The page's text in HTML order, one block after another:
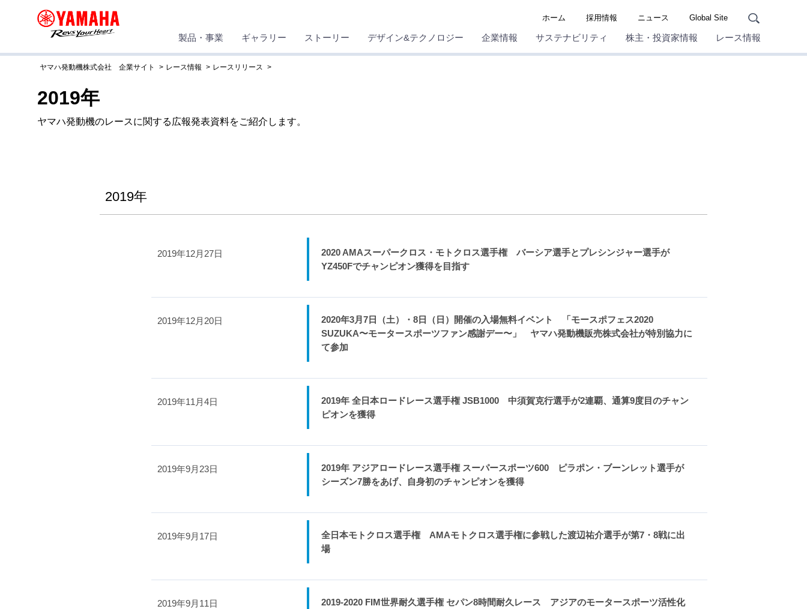
ホーム 採用情報 ニュース Global Site
製品・事業 ギャラリー ストーリー デザイン&テクノロジー 企業情報 サステナビリティ 株主・投資家情報 レース情報
ヤマハ発動機株式会社 企業サイト レース情報 レースリリース
2019年
ヤマハ発動機のレースに関する広報発表資料をご紹介します。
2019年
2019年12月27日
2020 AMAスーパークロス・モトクロス選手権 バーシア選手とプレシンジャー選手が
YZ450Fでチャンピオン獲得を目指す
2019年12月20日
2020年3月7日（土）・8日（日）開催の入場無料イベント 「モースポフェス2020
SUZUKA〜モータースポーツファン感謝デー〜」 ヤマハ発動機販売株式会社が特別協力に
て参加
2019年11月4日
2019年 全日本ロードレース選手権 JSB1000 中須賀克行選手が2連覇、通算9度目のチャン
ピオンを獲得
2019年9月23日
2019年 アジアロードレース選手権 スーパースポーツ600 ピラポン・ブーンレット選手が
シーズン7勝をあげ、自身初のチャンピオンを獲得
2019年9月17日
全日本モトクロス選手権 AMAモトクロス選手権に参戦した渡辺祐介選手が第7・8戦に出
場
2019年9月11日
2019-2020 FIM世界耐久選手権 セパン8時間耐久レース アジアのモータースポーツ活性化